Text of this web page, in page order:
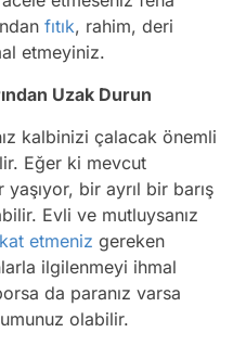
fıtık, rahim, deri
etmeyiniz.
Uzak Durun
kalbinizi çalacak önemli
Eğer ki mevcut
bir ayrıl bir barış
Evli ve mutluysanız
etmeniz gereken
ilgilenmeyi ihmal
da paranız varsa
olabilir.